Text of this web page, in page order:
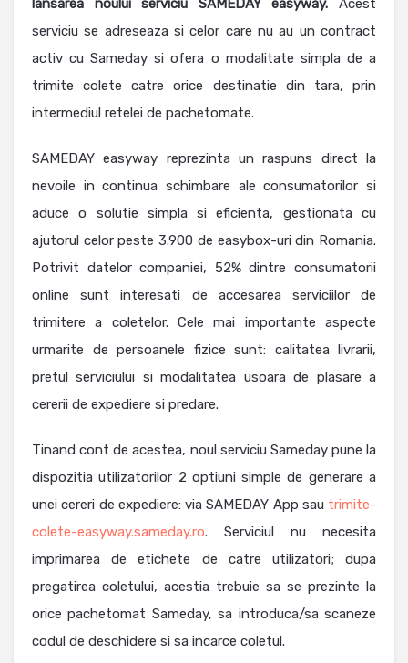
lansarea noului serviciu SAMEDAY easyway. Acest
serviciu se adreseaza si celor care nu au un contract
activ cu Sameday si ofera o modalitate simpla de a
trimite colete catre orice destinatie din tara, prin
intermediul retelei de pachetomate.
SAMEDAY easyway reprezinta un raspuns direct la
nevoile in continua schimbare ale consumatorilor si
aduce o solutie simpla si eficienta, gestionata cu
ajutorul celor peste 3.900 de easybox-uri din Romania.
Potrivit datelor companiei, 52% dintre consumatorii
online sunt interesati de accesarea serviciilor de
trimitere a coletelor. Cele mai importante aspecte
urmarite de persoanele fizice sunt: calitatea livrarii,
pretul serviciului si modalitatea usoara de plasare a
cererii de expediere si predare.
Tinand cont de acestea, noul serviciu Sameday pune la
dispozitia utilizatorilor 2 optiuni simple de generare a
unei cereri de expediere: via SAMEDAY App sau trimite-
colete-easyway.sameday.ro. Serviciul nu necesita
imprimarea de etichete de catre utilizatori; dupa
pregatirea coletului, acestia trebuie sa se prezinte la
orice pachetomat Sameday, sa introduca/sa scaneze
codul de deschidere si sa incarce coletul.